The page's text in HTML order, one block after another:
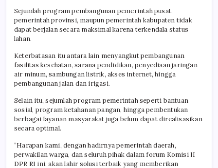
Sejumlah program pembangunan pemerintah pusat,
pemerintah provinsi, maupun pemerintah kabupaten tidak
dapat berjalan secara maksimal karena terkendala status
lahan.
Keterbatasan itu antara lain menyangkut pembangunan
fasilitas kesehatan, sarana pendidikan, penyediaan jaringan
air minum, sambungan listrik, akses internet, hingga
pembangunan jalan dan irigasi.
Selain itu, sejumlah program pemerintah seperti bantuan
sosial, program ketahanan pangan, hingga pembentukan
berbagai layanan masyarakat juga belum dapat direalisasikan
secara optimal.
“Harapan kami, dengan hadirnya pemerintah daerah,
perwakilan warga, dan seluruh pihak dalam forum Komisi II
DPR RI ini, akan lahir solusi terbaik yang memberikan